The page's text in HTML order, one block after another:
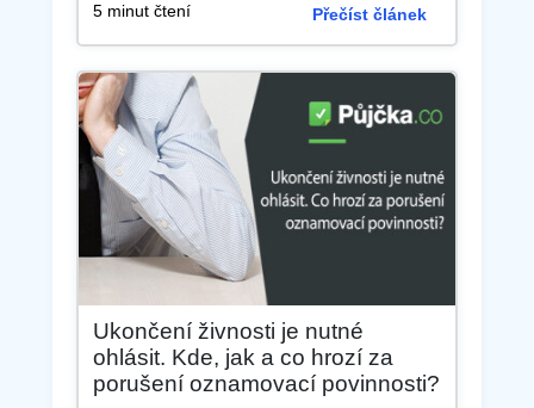
5 minut čtení Přečíst článek
Ukončení živnosti je nutné
ohlásit. Kde, jak a co hrozí za
porušení oznamovací povinnosti?